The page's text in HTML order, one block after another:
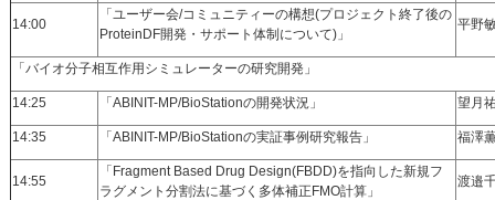
14:00
「ユーザー会/コミュニティーの構想(プロジェクト終了後の
ProteinDF開発・サポート体制について)」
平野
「バイオ分子相互作用シミュレーターの研究開発」
14:25 「ABINIT-MP/BioStationの開発状況」 望月
14:35 「ABINIT-MP/BioStationの実証事例研究報告」 福澤
14:55
「Fragment Based Drug Design(FBDD)を指向した新規フ
ラグメント分割法に基づく多体補正FMO計算」
渡邉